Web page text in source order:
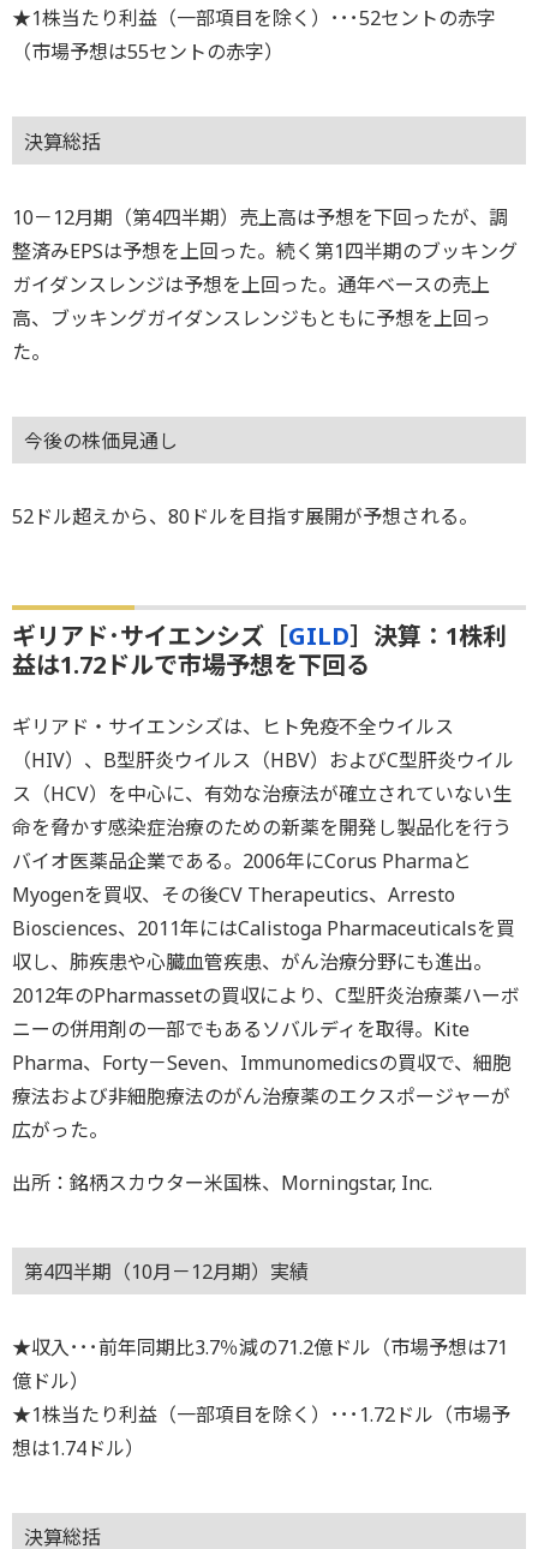
★1株当たり利益（一部項目を除く）･･･52セントの赤字
（市場予想は55セントの赤字）
決算総括
10－12月期（第4四半期）売上高は予想を下回ったが、調
整済みEPSは予想を上回った。続く第1四半期のブッキング
ガイダンスレンジは予想を上回った。通年ベースの売上
高、ブッキングガイダンスレンジもともに予想を上回っ
た。
今後の株価見通し
52ドル超えから、80ドルを目指す展開が予想される。
ギリアド･サイエンシズ［GILD］決算：1株利
益は1.72ドルで市場予想を下回る
ギリアド・サイエンシズは、ヒト免疫不全ウイルス
（HIV）、B型肝炎ウイルス（HBV）およびC型肝炎ウイル
ス（HCV）を中心に、有効な治療法が確立されていない生
命を脅かす感染症治療のための新薬を開発し製品化を行う
バイオ医薬品企業である。2006年にCorus Pharmaと
Myogenを買収、その後CV Therapeutics、Arresto
Biosciences、2011年にはCalistoga Pharmaceuticalsを買
収し、肺疾患や心臓血管疾患、がん治療分野にも進出。
2012年のPharmassetの買収により、C型肝炎治療薬ハーボ
ニーの併用剤の一部でもあるソバルディを取得。Kite
Pharma、Forty－Seven、Immunomedicsの買収で、細胞
療法および非細胞療法のがん治療薬のエクスポージャーが
広がった。
出所：銘柄スカウター米国株、Morningstar, Inc.
第4四半期（10月－12月期）実績
★収入･･･前年同期比3.7％減の71.2億ドル（市場予想は71
億ドル）
★1株当たり利益（一部項目を除く）･･･1.72ドル（市場予
想は1.74ドル）
決算総括